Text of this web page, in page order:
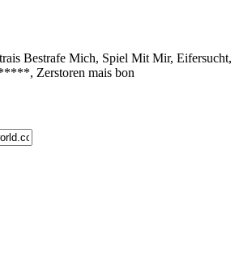
Bestrafe Mich, Spiel Mit Mir, Eifersucht,
Zerstoren mais bon